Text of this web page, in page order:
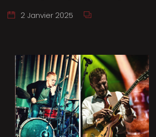
2 Janvier 2025